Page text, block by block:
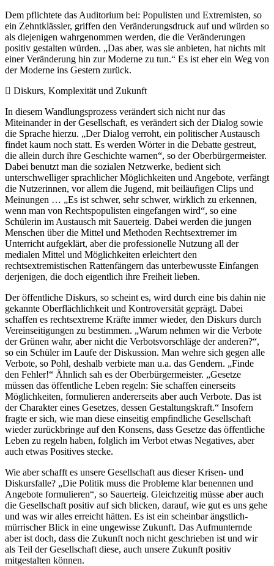
Dem pflichtete das Auditorium bei: Populisten und Extremisten, so
ein Zehntklässler, griffen den Veränderungsdruck auf und würden so
als diejenigen wahrgenommen werden, die die Veränderungen
positiv gestalten würden. „Das aber, was sie anbieten, hat nichts mit
einer Veränderung hin zur Moderne zu tun.“ Es ist eher ein Weg von
der Moderne ins Gestern zurück.
Diskurs, Komplexität und Zukunft
In diesem Wandlungsprozess verändert sich nicht nur das
Miteinander in der Gesellschaft, es verändert sich der Dialog sowie
die Sprache hierzu. „Der Dialog verroht, ein politischer Austausch
findet kaum noch statt. Es werden Wörter in die Debatte gestreut,
die allein durch ihre Geschichte warnen“, so der Oberbürgermeister.
Dabei benutzt man die sozialen Netzwerke, bedient sich
unterschwelliger sprachlicher Möglichkeiten und Angebote, verfängt
die Nutzerinnen, vor allem die Jugend, mit beiläufigen Clips und
Meinungen … „Es ist schwer, sehr schwer, wirklich zu erkennen,
wenn man von Rechtspopulisten eingefangen wird“, so eine
Schülerin im Austausch mit Sauerteig. Dabei werden die jungen
Menschen über die Mittel und Methoden Rechtsextremer im
Unterricht aufgeklärt, aber die professionelle Nutzung all der
medialen Mittel und Möglichkeiten erleichtert den
rechtsextremistischen Rattenfängern das unterbewusste Einfangen
derjenigen, die doch eigentlich ihre Freiheit lieben.
Der öffentliche Diskurs, so scheint es, wird durch eine bis dahin nie
gekannte Oberflächlichkeit und Kontroversität geprägt. Dabei
schaffen es rechtsextreme Kräfte immer wieder, den Diskurs durch
Vereinseitigungen zu bestimmen. „Warum nehmen wir die Verbote
der Grünen wahr, aber nicht die Verbotsvorschläge der anderen?“,
so ein Schüler im Laufe der Diskussion. Man wehre sich gegen alle
Verbote, so Pohl, deshalb verbiete man u.a. das Gendern. „Finde
den Fehler!“ Ähnlich sah es der Oberbürgermeister. „Gesetze
müssen das öffentliche Leben regeln: Sie schaffen einerseits
Möglichkeiten, formulieren andererseits aber auch Verbote. Das ist
der Charakter eines Gesetzes, dessen Gestaltungskraft.“ Insofern
fragte er sich, wie man diese einseitig empfindliche Gesellschaft
wieder zurückbringe auf den Konsens, dass Gesetze das öffentliche
Leben zu regeln haben, folglich im Verbot etwas Negatives, aber
auch etwas Positives stecke.
Wie aber schafft es unsere Gesellschaft aus dieser Krisen- und
Diskursfalle? „Die Politik muss die Probleme klar benennen und
Angebote formulieren“, so Sauerteig. Gleichzeitig müsse aber auch
die Gesellschaft positiv auf sich blicken, darauf, wie gut es uns gehe
und was wir alles erreicht hätten. Es ist ein scheinbar ängstlich-
mürrischer Blick in eine ungewisse Zukunft. Das Aufmunternde
aber ist doch, dass die Zukunft noch nicht geschrieben ist und wir
als Teil der Gesellschaft diese, auch unsere Zukunft positiv
mitgestalten können.